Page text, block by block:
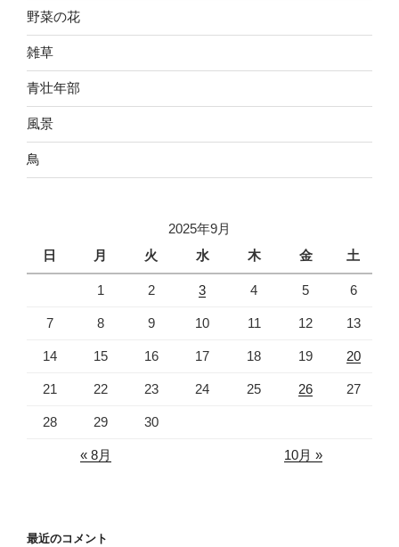
野菜の花
雑草
青壮年部
風景
鳥
2025年9月
日
月 火 水 木 金 土
1 2 3 4 5 6
7 8 9 10 11 12 13
14 15 16 17 18 19 20
21 22 23 24 25 26 27
28 29 30
« 8月 10月 »
最近のコメント